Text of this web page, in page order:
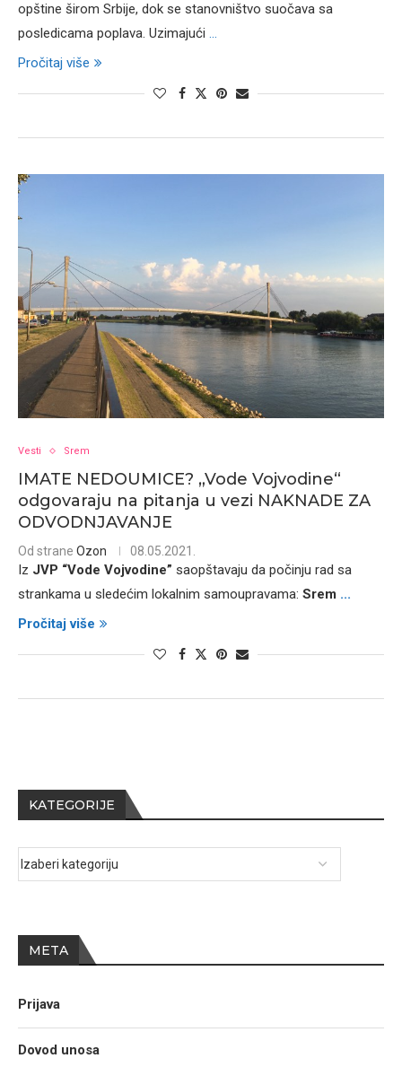
opštine širom Srbije, dok se stanovništvo suočava sa
posledicama poplava. Uzimajući ...
Pročitaj više
Vesti Srem
IMATE NEDOUMICE? „Vode Vojvodine“
odgovaraju na pitanja u vezi NAKNADE ZA
ODVODNJAVANJE
Od strane Ozon 08.05.2021.
Iz JVP “Vode Vojvodine” saopštavaju da počinju rad sa
strankama u sledećim lokalnim samoupravama: Srem ...
Pročitaj više
KATEGORIJE
META
Prijava
Dovod unosa